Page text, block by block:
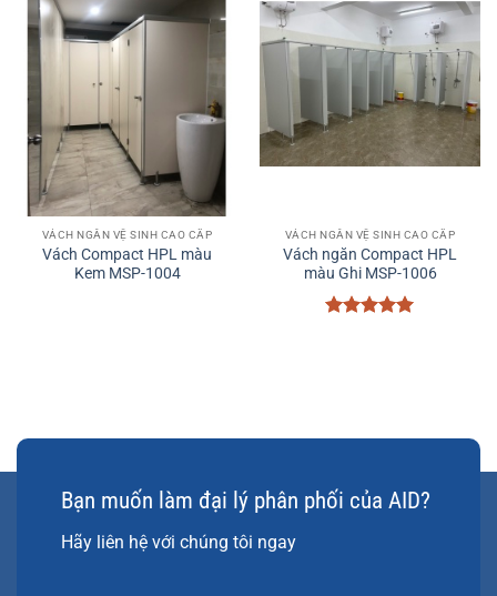
VÁCH NGĂN VỆ SINH CAO CẤP
Vách Compact HPL màu
Kem MSP-1004
VÁCH NGĂN VỆ SINH CAO CẤP
Vách ngăn Compact HPL
màu Ghi MSP-1006
Bạn muốn làm đại lý phân phối của AID?
Hãy liên hệ với chúng tôi ngay